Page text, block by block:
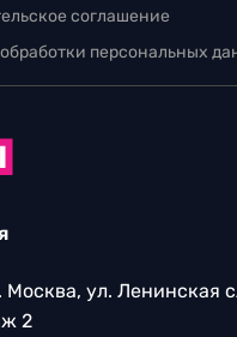
соглашение
персональных
Москва, ул. Ленинская
2